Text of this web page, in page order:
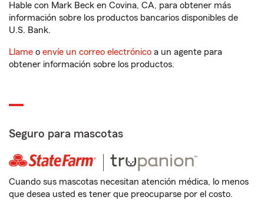
Hable con Mark Beck en Covina, CA, para obtener más
información sobre los productos bancarios disponibles de
U.S. Bank.
Llame o envíe un correo electrónico a un agente para
obtener información sobre los productos.
Seguro para mascotas
Cuando sus mascotas necesitan atención médica, lo menos
que desea usted es tener que preocuparse por el costo.